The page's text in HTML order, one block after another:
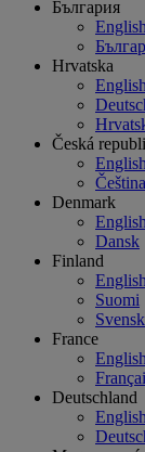
България
English
Hrvatska
English
Česká
English
Čeština
Denmark
English
Dansk
Finland
English
Suomi
France
English
Deutschland
English